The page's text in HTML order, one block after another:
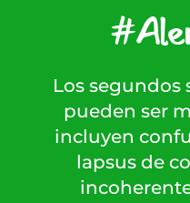
Los
pueden ser
incluyen
lapsus de